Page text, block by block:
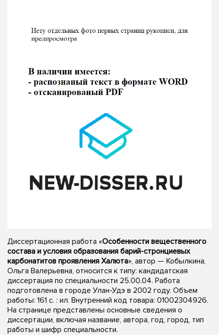
Диссертационная работа «Особенности вещественного
состава и условия образования барий-стронциевых
карбонатитов проявления Халюта», автор — Кобылкина,
Ольга Валерьевна, относится к типу: кандидатская
диссертация по специальности 25.00.04. Работа
подготовлена в городе Улан-Удэ в 2002 году. Объем
работы: 161 с. : ил. Внутренний код товара: 01002304926.
На странице представлены основные сведения о
диссертации, включая название, автора, год, город, тип
работы и шифр специальности.